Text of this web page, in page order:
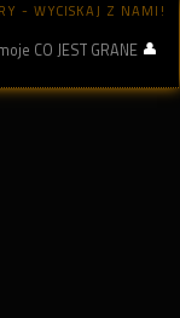
- WYCISKAJ Z NAMI!
CO JEST GRANE